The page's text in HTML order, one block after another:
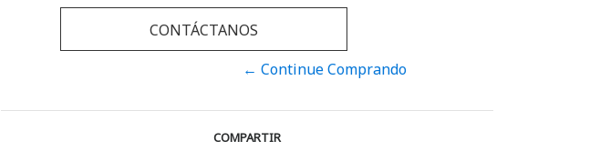
CONTÁCTANOS
← Continue Comprando
COMPARTIR